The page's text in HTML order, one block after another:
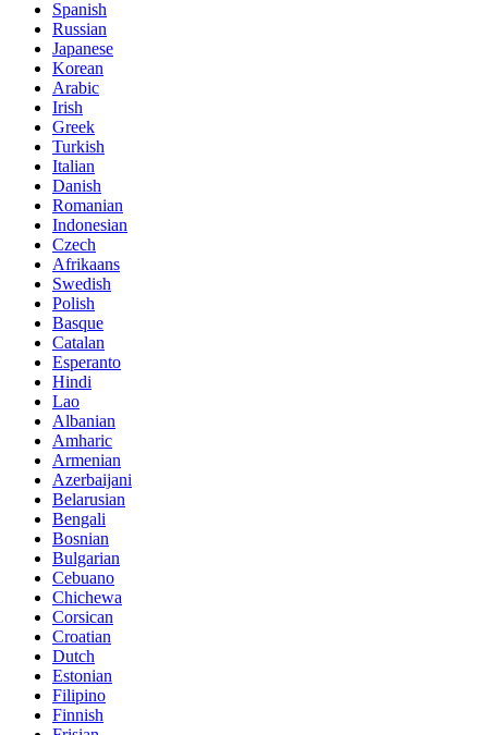
Spanish
Russian
Japanese
Korean
Arabic
Irish
Greek
Turkish
Italian
Danish
Romanian
Indonesian
Czech
Afrikaans
Swedish
Polish
Basque
Catalan
Esperanto
Hindi
Lao
Albanian
Amharic
Armenian
Azerbaijani
Belarusian
Bengali
Bosnian
Bulgarian
Cebuano
Chichewa
Corsican
Croatian
Dutch
Estonian
Filipino
Finnish